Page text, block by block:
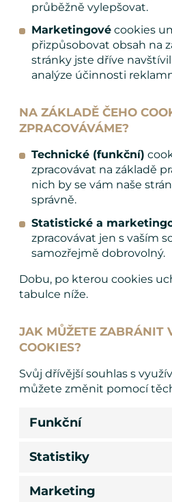
průběžně vylepšovat.
Marketingové cookies
přizpůsobovat obsah na
stránky jste dříve
analýze účinnosti
NA ZÁKLADĚ ČEHO
ZPRACOVÁVÁME?
Technické (funkční)
zpracovávat na základě
nich by se vám naše
správně.
Statistické a
zpracovávat jen s vaším
samozřejmě dobrovolný.
Dobu, po kterou cookies
tabulce níže.
JAK MŮŽETE ZABRÁNIT
COOKIES?
Svůj dřívější souhlas s
můžete změnit pomocí
Funkční
Statistiky
Marketing